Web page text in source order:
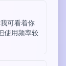
可看着你
使用频率较